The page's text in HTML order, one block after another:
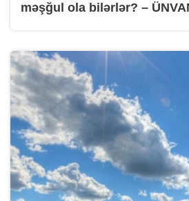
məşğul ola bilərlər? –